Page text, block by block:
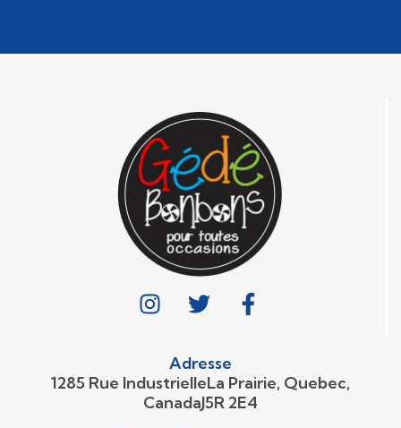
Adresse
1285 Rue IndustrielleLa Prairie, Quebec,
CanadaJ5R 2E4